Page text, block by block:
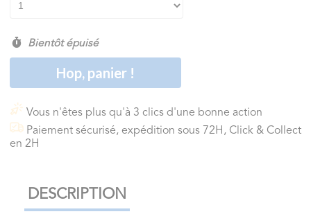
Bientôt épuisé
Hop, panier !
Vous n'êtes plus qu'à 3 clics d'une bonne action
Paiement sécurisé, expédition sous 72H, Click & Collect
en 2H
DESCRIPTION